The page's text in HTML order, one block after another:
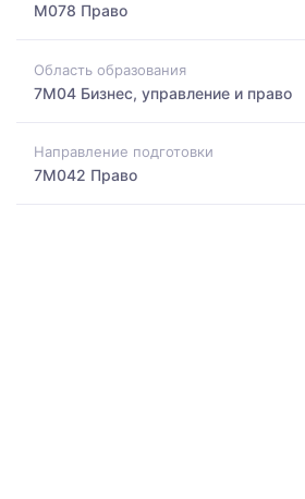
M078 Право
Область образования
7M04 Бизнес, управление и право
Направление подготовки
7M042 Право